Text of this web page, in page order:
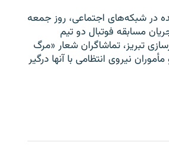
در شبکه‌های اجتماعی، روز جمعه
مسابقه فوتبال دو تیم
تبریز، تماشاگران شعار «مرگ
نیروی انتظامی با آنها درگیر